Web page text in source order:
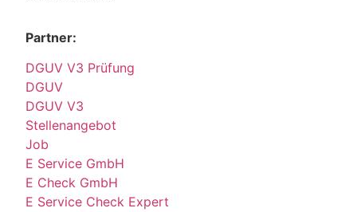
Partner:
DGUV V3 Prüfung
DGUV
DGUV V3
Stellenangebot
Job
E Service GmbH
E Check GmbH
E Service Check Expert